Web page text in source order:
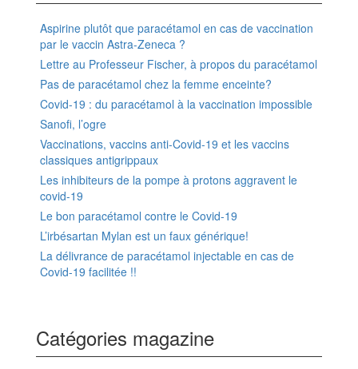
Aspirine plutôt que paracétamol en cas de vaccination
par le vaccin Astra-Zeneca ?
Lettre au Professeur Fischer, à propos du paracétamol
Pas de paracétamol chez la femme enceinte?
Covid-19 : du paracétamol à la vaccination impossible
Sanofi, l’ogre
Vaccinations, vaccins anti-Covid-19 et les vaccins
classiques antigrippaux
Les inhibiteurs de la pompe à protons aggravent le
covid-19
Le bon paracétamol contre le Covid-19
L’irbésartan Mylan est un faux générique!
La délivrance de paracétamol injectable en cas de
Covid-19 facilitée !!
Catégories magazine